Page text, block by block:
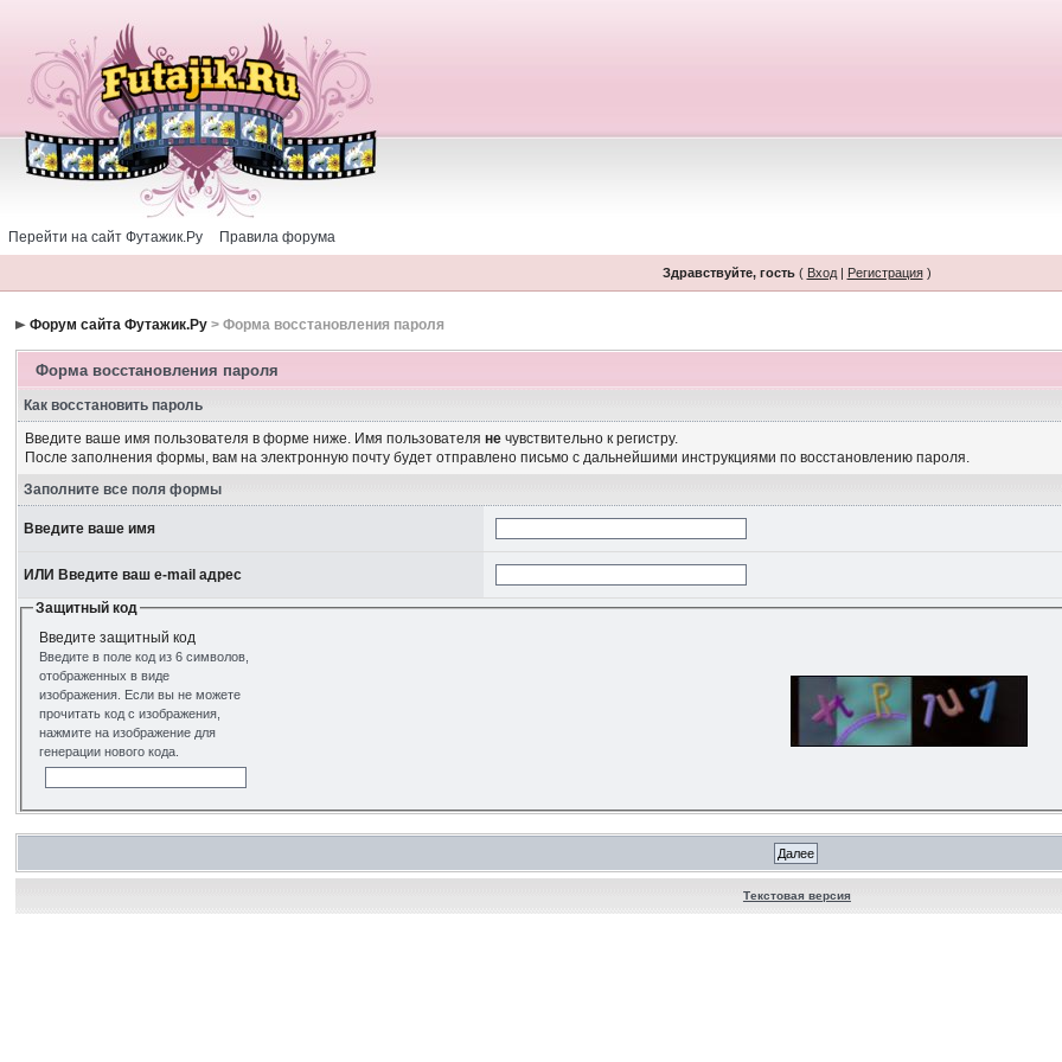
Перейти на сайт Футажик.Ру Правила форума
Здравствуйте, гость( Вход| Регистрация)
Форум сайта Футажик.Ру > Форма восстановления пароля
Форма восстановления пароля
Как восстановить пароль
Введите ваше имя пользователя в форме ниже. Имя пользователяне чувствительно к регистру.
После заполнения формы, вам на электронную почту будет отправлено письмо с дальнейшими инструкциями по восстановлению пароля.
Заполните все поля формы
Введите ваше имя
ИЛИ Введите ваш e-mail адрес
Защитный код
Введите защитный код
Введите в поле код из 6 символов,
отображенных в виде
изображения. Если вы не можете
прочитать код с изображения,
нажмите на изображение для
генерации нового кода.
Текстовая версия